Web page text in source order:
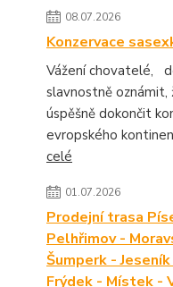
08.07.2026
Konzervace
Vážení chovatelé,
slavnostně oznámit,
úspěšně dokončit
evropského
celé
01.07.2026
Prodejní trasa
Pelhřimov -
Šumperk -
Frýdek - Místek -